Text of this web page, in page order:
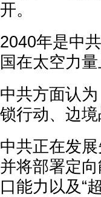
开。
2040年是中
国在太空力
中共方面认
锁行动、边
中共正在发
并将部署定
口能力以及“